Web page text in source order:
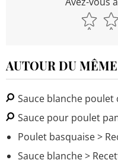
AUTOUR DU
Sauce blanche poulet
Sauce pour poulet
Poulet basquaise>
Sauce blanche>